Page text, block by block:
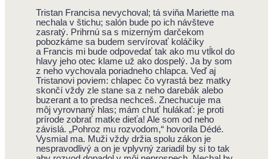
Tristan Francisa nevychoval; tá sviňa Mariette ma
nechala v štichu; salón bude po ich návšteve
zasratý. Prihrnú sa s mizerným darčekom
pobozkáme sa budem servírovať koláčiky
a Francis mi bude odpovedať tak ako mu vtĺkol do
hlavy jeho otec klame už ako dospelý. Ja by som
z neho vychovala poriadneho chlapca. Veď aj
Tristanovi poviem: chlapec čo vyrastá bez matky
skončí vždy zle stane sa z neho darebák alebo
buzerant a to predsa nechceš. Znechucuje ma
môj vyrovnaný hlas; mám chuť hulákať: je proti
prírode zobrať matke dieťa! Ale som od neho
závislá. „Pohroz mu rozvodom,“ hovorila Dédé.
Vysmial ma. Muži vždy držia spolu zákon je
nespravodlivý a on je vplyvný zariadil by si to tak